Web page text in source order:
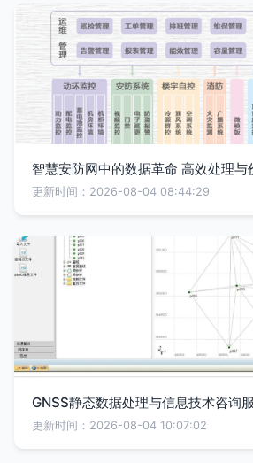
智慧安防网中的数据革命 高效处理与
更新时间：2026-08-04 08:44:29
GNSS静态数据处理与信息技术咨询
更新时间：2026-08-04 10:07:02